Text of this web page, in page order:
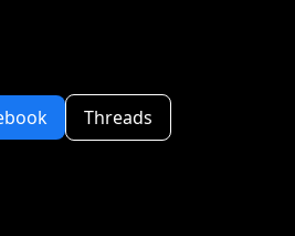
Threads